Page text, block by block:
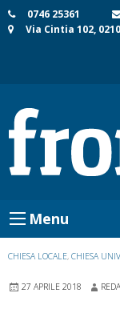
Skip
to
0746 25361
Via Cintia 102,
Menu
CHIESA LOCALE, CHIESA
27 APRILE 2018